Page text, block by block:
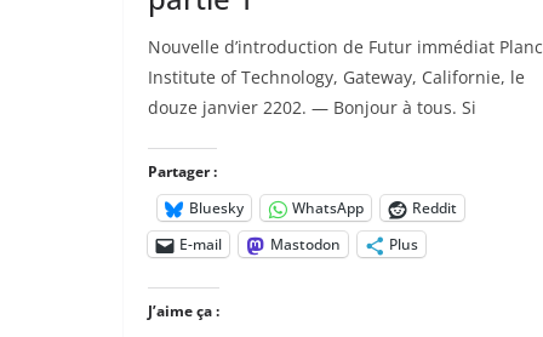
Nouvelle d’introduction de Futur immédiat
Institute of Technology, Gateway, Californie, le
douze janvier 2202. — Bonjour à tous. Si
Partager :
Bluesky
WhatsApp
Reddit
E-mail
Mastodon Plus
J’aime ça :